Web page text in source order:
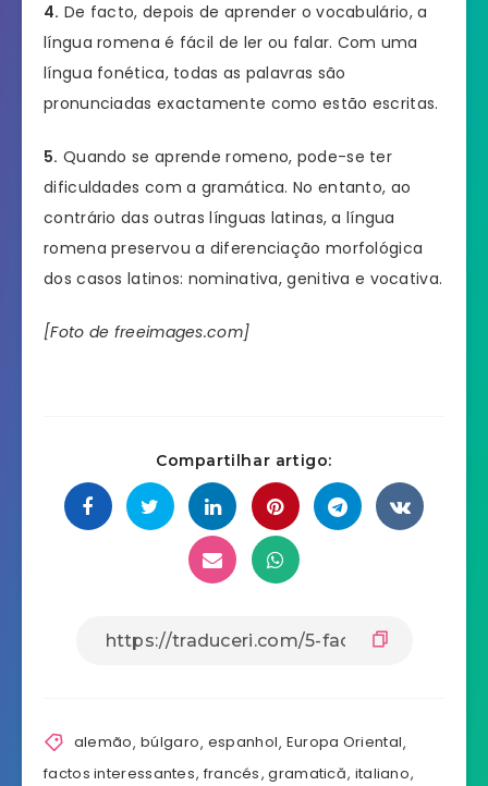
4. De facto, depois de aprender o vocabulário, a
língua romena é fácil de ler ou falar. Com uma
língua fonética, todas as palavras são
pronunciadas exactamente como estão escritas.
5. Quando se aprende romeno, pode-se ter
dificuldades com a gramática. No entanto, ao
contrário das outras línguas latinas, a língua
romena preservou a diferenciação morfológica
dos casos latinos: nominativa, genitiva e vocativa.
[Foto de freeimages.com]
Compartilhar artigo:
alemão,búlgaro, espanhol, Europa Oriental,
factos interessantes, francés,gramatică, italiano,